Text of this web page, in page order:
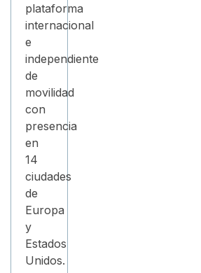
plataforma
internacional
e
independiente
de
movilidad
con
presencia
en
14
ciudades
de
Europa
y
Estados
Unidos.